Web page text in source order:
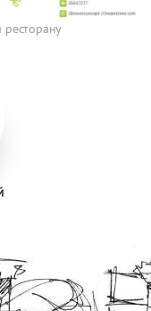
ресторану